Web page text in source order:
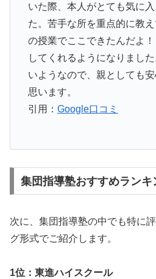
いた際、本人がとても気に
た。苦手な所を重点的に教
の授業でここできたんだよ
してくれるようになりまし
いようなので、親としても
思います。
引用： Google口コミ
集団指導塾おすすめランキ
次に、集団指導塾の中でも特に
グ形式でご紹介します。
1位：東進ハイスクール